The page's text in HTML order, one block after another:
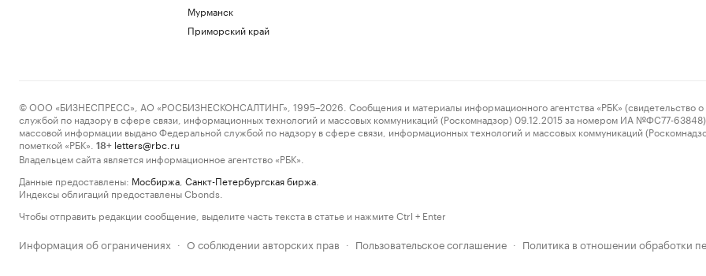
Мурманск
Приморский край
© ООО «БИЗНЕСПРЕСС», АО «РОСБИЗНЕСКОНСАЛТИНГ», 1995–2026. Сообщения и материалы информационного агентства «РБК» (свидетельство о
службой по надзору в сфере связи, информационных технологий и массовых коммуникаций (Роскомнадзор) 09.12.2015 за номером ИА №ФС77-63848)
массовой информации выдано Федеральной службой по надзору в сфере связи, информационных технологий и массовых коммуникаций
пометкой «РБК».
18+ letters@rbc.ru
Владельцем сайта является информационное агентство «РБК».
Данные предоставлены: Мосбиржа Санкт-Петербургская биржа
Индексы облигаций предоставлены Cbonds.
Чтобы отправить редакции сообщение, выделите часть текста в статье и нажмите Ctrl + Enter
Информация об ограничениях · О соблюдении авторских прав · Пользовательское соглашение · Политика в отношении обработки